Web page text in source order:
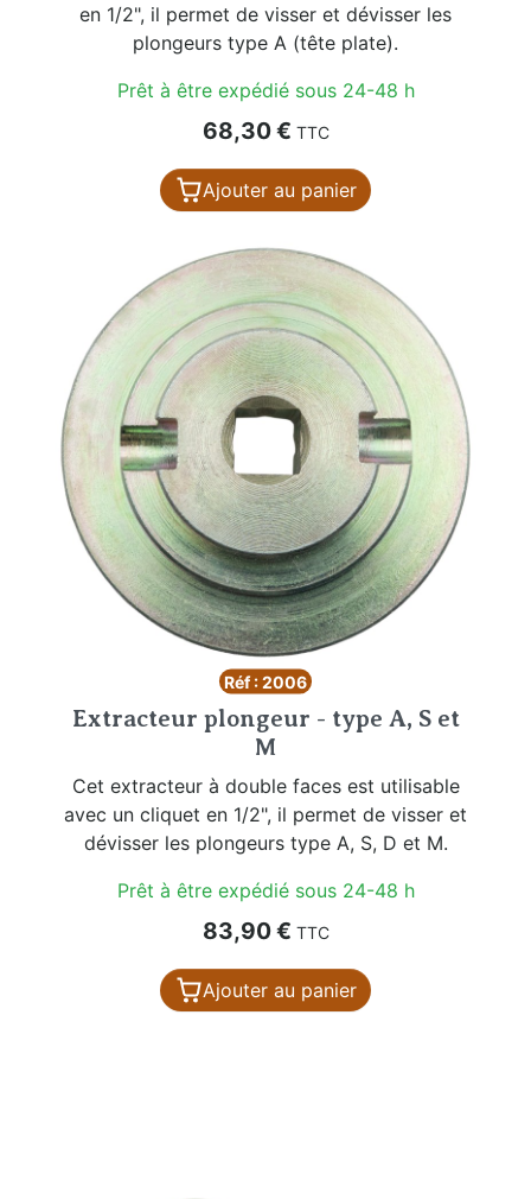
en 1/2", il permet de visser et dévisser les
plongeurs type A (tête plate).
Prêt à être expédié sous 24-48 h
Prix
68,30 € TTC
Ajouter au panier
Réf : 2006
Extracteur plongeur - type A, S et
M
Cet extracteur à double faces est utilisable
avec un cliquet en 1/2", il permet de visser et
dévisser les plongeurs type A, S, D et M.
Prêt à être expédié sous 24-48 h
Prix
83,90 € TTC
Ajouter au panier